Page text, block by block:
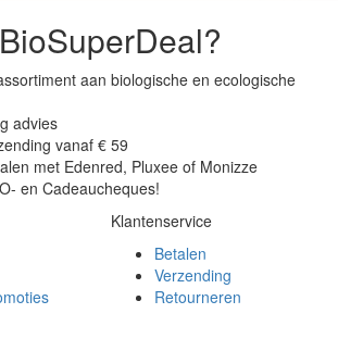
aan biologische en ecologische
advies
vanaf € 59
met Edenred, Pluxee of Monizze
en Cadeaucheques!
Klantenservice
Betalen
Verzending
Retourneren